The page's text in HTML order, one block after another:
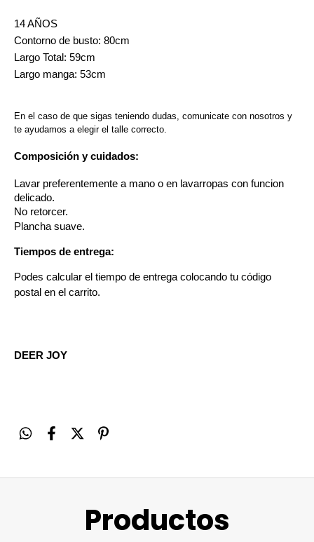
14 AÑOS
Contorno de busto: 80cm
Largo Total: 59cm
Largo manga: 53cm
En el caso de que sigas teniendo dudas, comunicate con nosotros y
te ayudamos a elegir el talle correcto.
Composición y cuidados:
Lavar preferentemente a mano o en lavarropas con funcion
delicado.
No retorcer.
Plancha suave.
Tiempos de entrega:
Podes calcular el tiempo de entrega colocando tu código
postal en el carrito.
DEER JOY
Productos